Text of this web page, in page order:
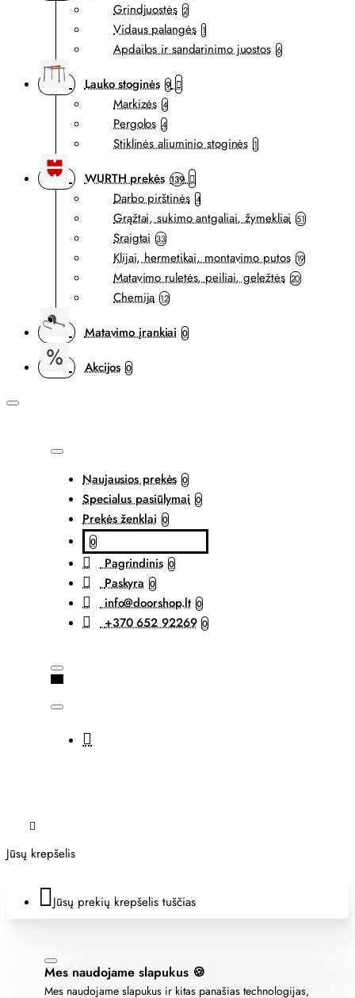
Grindjuostės 2
Vidaus palangės 1
Apdailos ir sandarinimo juostos 6
Lauko stoginės 9
Markizės 4
Pergolos 4
Stiklinės aliuminio stoginės 1
WURTH prekės 139
Darbo pirštinės 4
Grąžtai, sukimo antgaliai, žymekliai 51
Sraigtai 33
Klijai, hermetikai, montavimo putos 19
Matavimo ruletės, peiliai, geležtės 20
Chemija 12
Matavimo įrankiai 0
Akcijos 0
Naujausios prekės 0
Specialus pasiūlymai 0
Prekės ženklai 0
0
Pagrindinis 0
Paskyra 0
info@doorshop.lt 0
+370 652 92269 0
Jūsų krepšelis
Jūsų prekių krepšelis tuščias
Mes naudojame slapukus 🍪
Mes naudojame slapukus ir kitas panašias technologijas,